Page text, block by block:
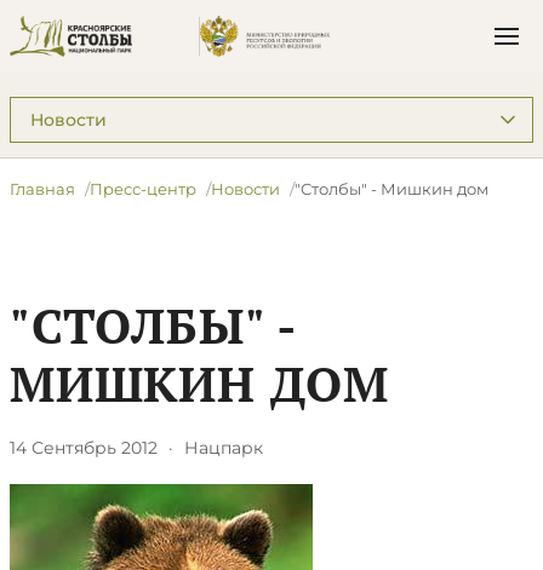
Подразделы: Пресс-центр
Главная Пресс-центр Новости "Столбы" - Мишкин дом
"СТОЛБЫ" -
МИШКИН ДОМ
14 Сентябрь 2012 · Нацпарк